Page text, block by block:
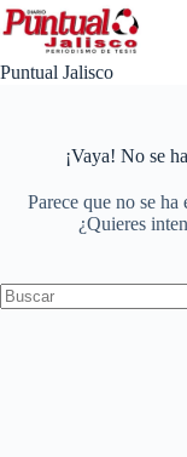
Saltar
al
contenido
Puntual Jalisco
¡Vaya! No se
Parece que no se
¿Quieres